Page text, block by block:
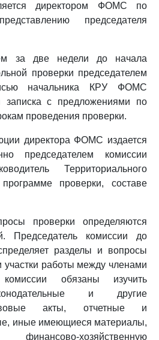
директором ФОМС по
председателя
за две недели до начала
проверки председателем
начальника КРУ ФОМС
записка с предложениями по
проведения проверки.
директора ФОМС издается
председателем комиссии
Территориального
проверки, составе
проверки определяются
Председатель комиссии до
разделы и вопросы
работы между членами
обязаны изучить
и другие
акты, отчетные и
иные имеющиеся материалы,
хозяйственную